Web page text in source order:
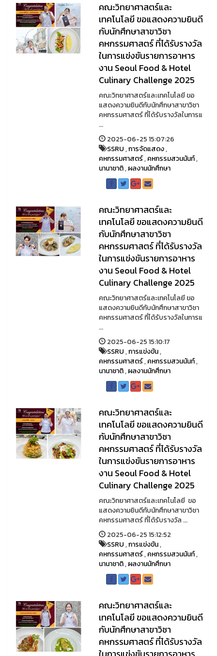
คณะวิทยาศาสตร์และ
เทคโนโลยี ขอแสดงความยินดี
กับนักศึกษาสาขาวิชา
คหกรรมศาสตร์ ที่ได้รับรางวัล
ในการแข่งขันรายการอาหาร
งาน Seoul Food & Hotel
Culinary Challenge 2025
คณะวิทยาศาสตร์และเทคโนโลยี ขอ
แสดงความยินดีกับนักศึกษาสาขาวิชา
คหกรรมศาสตร์ ที่ได้รับรางวัลในการแ
...
2025-06-25 15:07:26
SSRU,การจัดแสดง,
คหกรรมศาสตร์,คหกรรมสวนนันท์,
นานาชาติ,ผลงานนักศึกษา
คณะวิทยาศาสตร์และ
เทคโนโลยี ขอแสดงความยินดี
กับนักศึกษาสาขาวิชา
คหกรรมศาสตร์ ที่ได้รับรางวัล
ในการแข่งขันรายการอาหาร
งาน Seoul Food & Hotel
Culinary Challenge 2025
คณะวิทยาศาสตร์และเทคโนโลยี ขอ
แสดงความยินดีกับนักศึกษาสาขาวิชา
คหกรรมศาสตร์ ที่ได้รับรางวัลในการแ
...
2025-06-25 15:10:17
SSRU,การแข่งขัน,
คหกรรมศาสตร์,คหกรรมสวนนันท์,
นานาชาติ,ผลงานนักศึกษา
คณะวิทยาศาสตร์และ
เทคโนโลยี ขอแสดงความยินดี
กับนักศึกษาสาขาวิชา
คหกรรมศาสตร์ ที่ได้รับรางวัล
ในการแข่งขันรายการอาหาร
งาน Seoul Food & Hotel
Culinary Challenge 2025
คณะวิทยาศาสตร์และเทคโนโลยี ขอ
แสดงความยินดีกับนักศึกษาสาขาวิชา
คหกรรมศาสตร์ ที่ได้รับรางวัล ...
2025-06-25 15:12:52
SSRU,การแข่งขัน,
คหกรรมศาสตร์,คหกรรมสวนนันท์,
นานาชาติ,ผลงานนักศึกษา
คณะวิทยาศาสตร์และ
เทคโนโลยี ขอแสดงความยินดี
กับนักศึกษาสาขาวิชา
คหกรรมศาสตร์ ที่ได้รับรางวัล